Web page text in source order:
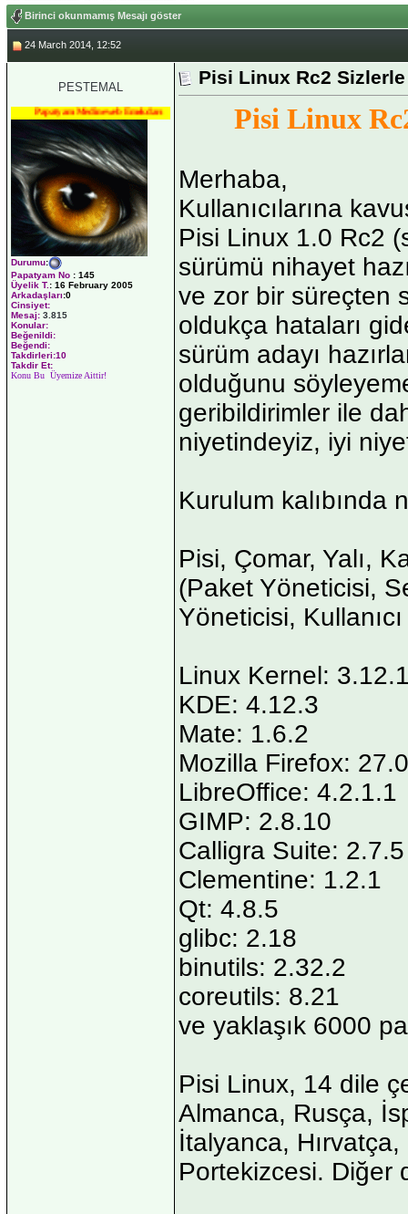
Birinci okunmamış Mesajı göster
24 March 2014, 12:52
PESTEMAL
Papatyam Medineweb Emekdarı
Durumu:
Papatyam No : 145
Üyelik T.: 16 February 2005
Arkadaşları:0
Cinsiyet:
Mesaj: 3.815
Konular:
Beğenildi:
Beğendi:
Takdirleri:10
Takdir Et:
Konu Bu Üyemize Aittir!
Pisi Linux Rc2
Pisi Linux
Merhaba,
Kullanıcılarına
Pisi Linux 1.0 Rc2
sürümü nihayet
ve zor bir süreçten
oldukça hataları
sürüm adayı
olduğunu
geribildirimler ile
niyetindeyiz, iyi
Kurulum kalıbında
Pisi, Çomar, Yalı,
(Paket Yöneticisi,
Yöneticisi,
Linux Kernel:
KDE: 4.12.3
Mate: 1.6.2
Mozilla Firefox: 27.0
LibreOffice: 4.2.1.1
GIMP: 2.8.10
Calligra Suite: 2.7.5
Clementine: 1.2.1
Qt: 4.8.5
glibc: 2.18
binutils: 2.32.2
coreutils: 8.21
ve yaklaşık 6000
Pisi Linux, 14 dile
Almanca, Rusça,
İtalyanca,
Portekizcesi. Diğer